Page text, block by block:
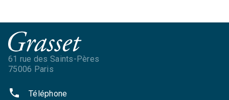
61 rue des Saints-Pères
75006 Paris
phone Téléphone